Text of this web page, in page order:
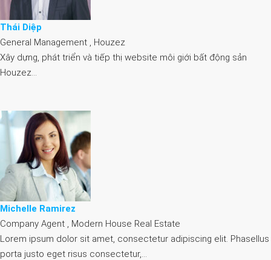
Thái Diệp
General Management , Houzez
Xây dựng, phát triển và tiếp thị website môi giới bất động sản
Houzez…
Michelle Ramirez
Company Agent , Modern House Real Estate
Lorem ipsum dolor sit amet, consectetur adipiscing elit. Phasellus
porta justo eget risus consectetur,…